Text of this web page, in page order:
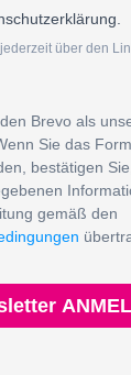
über den
Brevo als
Sie das
bestätigen
gemäß den